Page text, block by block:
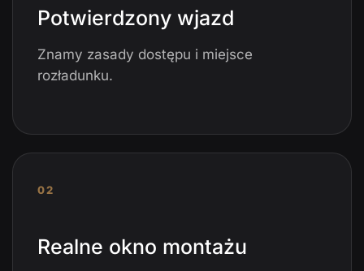
Potwierdzony wjazd
Znamy zasady dostępu i miejsce
rozładunku.
02
Realne okno montażu